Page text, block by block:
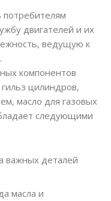
двигателей и их
ведущую к
компонентов
цилиндров,
масло для газовых
следующими
важных деталей
масла и